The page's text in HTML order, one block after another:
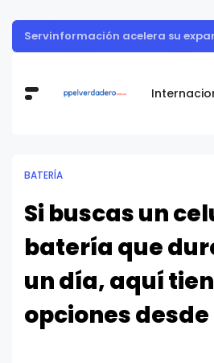
BATERÍA
Si buscas un
batería que
un día, aquí
opciones desde